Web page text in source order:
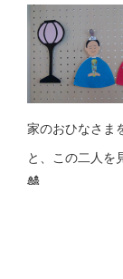
家のおひなさま
と、この二人を
🎎